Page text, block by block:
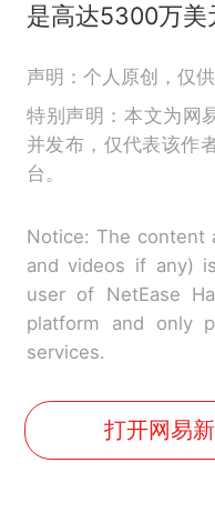
是高达5300万美
声明：个人原创，仅
特别声明：本文为网
并发布，仅代表该作
台。
Notice: The content
and videos if any)
user of NetEase
platform and only
services.
打开网易